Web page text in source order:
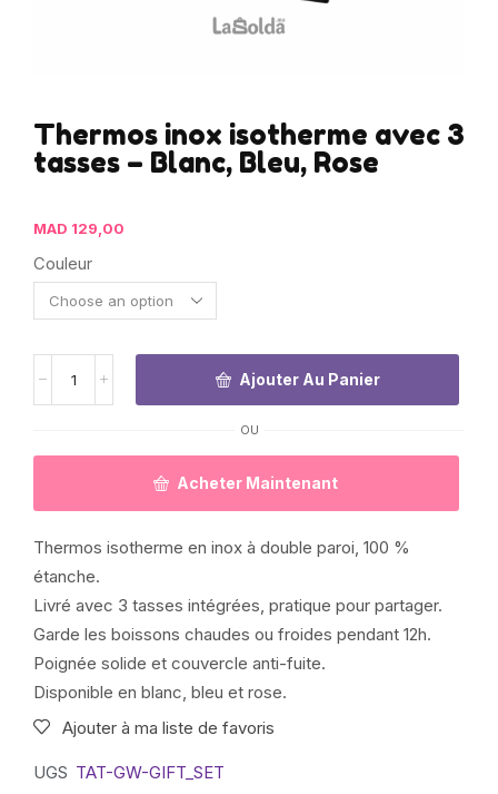
Thermos inox isotherme avec 3
tasses – Blanc, Bleu, Rose
MAD 129,00
Couleur
Ajouter Au Panier
OU
Acheter Maintenant
Thermos isotherme en inox à double paroi, 100 %
étanche.
Livré avec 3 tasses intégrées, pratique pour partager.
Garde les boissons chaudes ou froides pendant 12h.
Poignée solide et couvercle anti-fuite.
Disponible en blanc, bleu et rose.
Ajouter à ma liste de favoris
UGS TAT-GW-GIFT_SET